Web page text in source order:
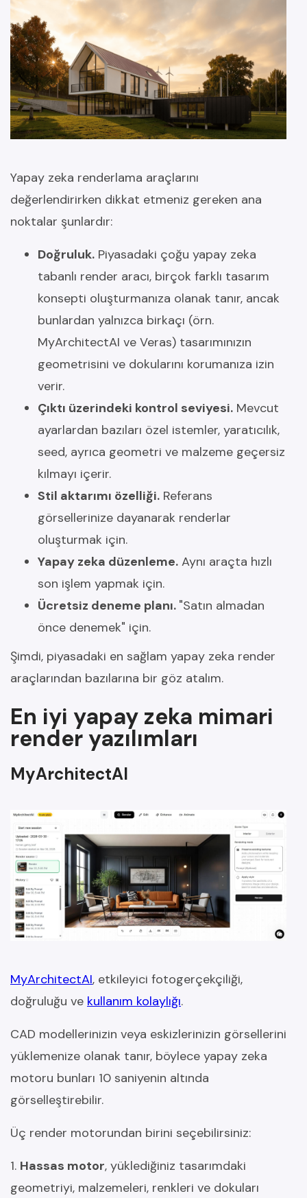
Yapay zeka renderlama araçlarını
değerlendirirken dikkat etmeniz gereken ana
noktalar şunlardır:
Doğruluk. Piyasadaki çoğu yapay zeka
tabanlı render aracı, birçok farklı tasarım
konsepti oluşturmanıza olanak tanır, ancak
bunlardan yalnızca birkaçı (örn.
MyArchitectAI ve Veras) tasarımınızın
geometrisini ve dokularını korumanıza izin
verir.
Çıktı üzerindeki kontrol seviyesi. Mevcut
ayarlardan bazıları özel istemler, yaratıcılık,
seed, ayrıca geometri ve malzeme geçersiz
kılmayı içerir.
Stil aktarımı özelliği. Referans
görsellerinize dayanarak renderlar
oluşturmak için.
Yapay zeka düzenleme. Aynı araçta hızlı
son işlem yapmak için.
Ücretsiz deneme planı. "Satın almadan
önce denemek" için.
Şimdi, piyasadaki en sağlam yapay zeka render
araçlarından bazılarına bir göz atalım.
En iyi yapay zeka mimari
render yazılımları
MyArchitectAI
MyArchitectAI, etkileyici fotogerçekçiliği,
doğruluğu ve kullanım kolaylığı.
CAD modellerinizin veya eskizlerinizin görsellerini
yüklemenize olanak tanır, böylece yapay zeka
motoru bunları 10 saniyenin altında
görselleştirebilir.
Üç render motorundan birini seçebilirsiniz:
1. Hassas motor, yüklediğiniz tasarımdaki
geometriyi, malzemeleri, renkleri ve dokuları